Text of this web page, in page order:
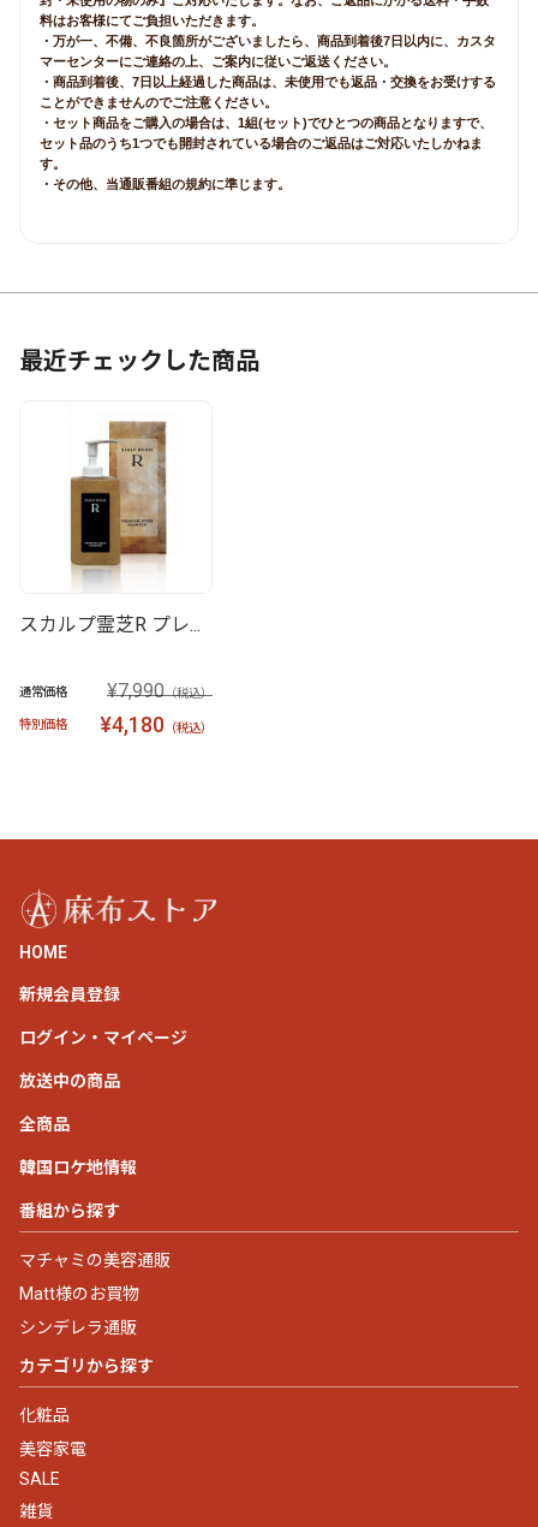
料はお客様にてご負担いただきます。
・万が一、不備、不良箇所がございましたら、商品到着後7日以内に、カスタ
マーセンターにご連絡の上、ご案内に従いご返送ください。
・商品到着後、7日以上経過した商品は、未使用でも返品・交換をお受けする
ことができませんのでご注意ください。
・セット商品をご購入の場合は、1組(セット)でひとつの商品となりますで、
セット品のうち1つでも開封されている場合のご返品はご対応いたしかねま
す。
・その他、当通販番組の規約に準じます。
最近チェックした商品
スカルプ霊芝R プレ...
通常価格 ¥7,990（税込）
特別価格
¥4,180（税込）
HOME
新規会員登録
ログイン・マイページ
放送中の商品
全商品
韓国ロケ地情報
番組から探す
マチャミの美容通販
Matt様のお買物
シンデレラ通販
カテゴリから探す
化粧品
美容家電
SALE
雑貨